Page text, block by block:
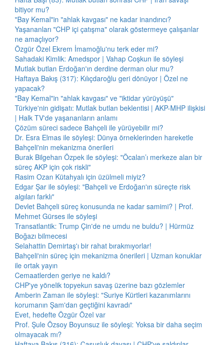
bitiyor mu?
"Bay Kemal"in "ahlak kavgası" ne kadar inandırıcı?
Yaşananları "CHP içi çatışma" olarak göstermeye çalışanlar
ne amaçlıyor?
Özgür Özel Ekrem İmamoğlu'nu terk eder mi?
Sahadaki Kimlik: Amedspor | Vahap Coşkun ile söyleşi
Mutlak butlan Erdoğan'ın derdine derman olur mu?
Haftaya Bakış (317): Kılıçdaroğlu geri dönüyor | Özel ne
yapacak?
"Bay Kemal"in "ahlak kavgası" ve "iktidar yürüyüşü"
Türkiye'nin gidişatı: Mutlak butlan beklentisi | AKP-MHP ilişkisi
| Halk TV'de yaşananların anlamı
Çözüm süreci sadece Bahçeli ile yürüyebilir mi?
Dr. Esra Elmas ile söyleşi: Dünya örneklerinden hareketle
Bahçeli'nin mekanizma önerileri
Burak Bilgehan Özpek ile söyleşi: "Öcalan’ı merkeze alan bir
süreç AKP için çok riskli"
Rasim Ozan Kütahyalı için üzülmeli miyiz?
Edgar Şar ile söyleşi: "Bahçeli ve Erdoğan'ın süreçte risk
algıları farklı"
Devlet Bahçeli süreç konusunda ne kadar samimi? | Prof.
Mehmet Gürses ile söyleşi
Transatlantik: Trump Çin'de ne umdu ne buldu? | Hürmüz
Boğazı bilmecesi
Selahattin Demirtaş'ı bir rahat bırakmıyorlar!
Bahçeli'nin süreç için mekanizma önerileri | Uzman konuklar
ile ortak yayın
Cemaatlerden geriye ne kaldı?
CHP'ye yönelik topyekun savaş üzerine bazı gözlemler
Amberin Zaman ile söyleşi: "Suriye Kürtleri kazanımlarını
korumanın Şam'dan geçtiğini kavradı"
Evet, hedefte Özgür Özel var
Prof. Şule Özsoy Boyunsuz ile söyleşi: Yoksa bir daha seçim
olmayacak mı?